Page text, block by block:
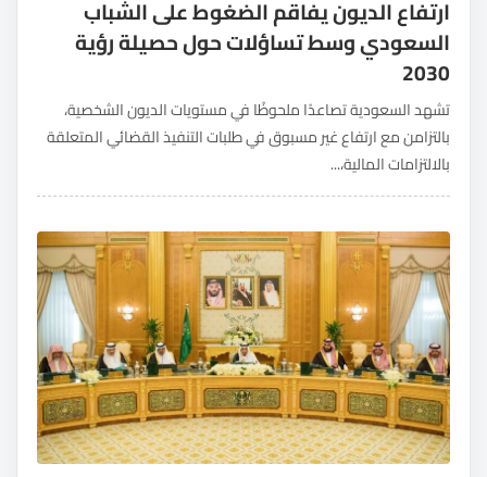
ارتفاع الديون يفاقم الضغوط على الشباب
السعودي وسط تساؤلات حول حصيلة رؤية
2030
تشهد السعودية تصاعدًا ملحوظًا في مستويات الديون الشخصية،
بالتزامن مع ارتفاع غير مسبوق في طلبات التنفيذ القضائي المتعلقة
بالالتزامات المالية،...